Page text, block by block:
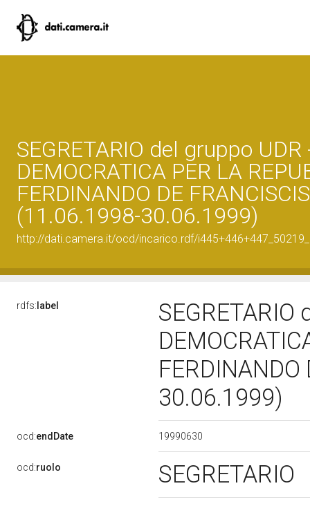
SEGRETARIO del gruppo UDR
DEMOCRATICA PER LA
FERDINANDO DE FRANCISCIS
(11.06.1998-30.06.1999)
http://dati.camera.it/ocd/incarico.rdf/
rdfs: label
30.06.1999)
ocd:endDate 19990630
ocd:ruolo SEGRETARIO